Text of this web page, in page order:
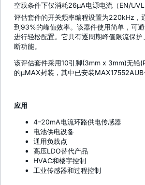
空载条件下仅消耗26µA电源电流（EN/
评估套件的开关频率编程设置为220kHz，
到93%的峰值效率。该器件使用简单，可
进行轻松配置。它具有逐周期峰值限流保
断功能。
该评估套件采用10引脚(3mm x 3mm)无铅
的µMAX封装，其中已安装
应用
4–20mA电流环路供电传感器
电池供电设备
通用负载点
高压LDO替代产品
HVAC和楼宇控制
工业传感器和过程控制